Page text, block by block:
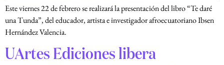
Este viernes 22 de febrero se realizará la presentación del libro “Te daré
una Tunda”, del educador, artista e investigador afroecuatoriano Ibsen
Hernández Valencia.
UArtes Ediciones libera